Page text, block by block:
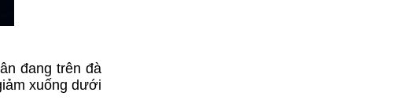
đang trên đà
xuống dưới